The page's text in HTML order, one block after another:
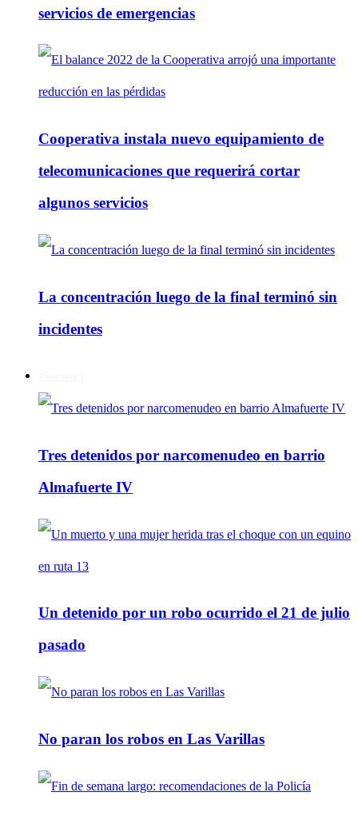
servicios de emergencias
Cooperativa instala nuevo equipamiento de
telecomunicaciones que requerirá cortar
algunos servicios
La concentración luego de la final terminó sin
incidentes
Tres detenidos por narcomenudeo en barrio
Almafuerte IV
Un detenido por un robo ocurrido el 21 de julio
pasado
No paran los robos en Las Varillas